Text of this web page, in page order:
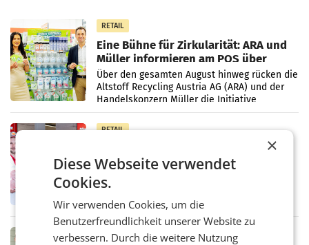
RETAIL
Eine Bühne für Zirkularität: ARA und
Müller informieren am POS über
Kreislauffähigkeit
Über den gesamten August hinweg rücken die
Altstoff Recycling Austria AG (ARA) und der
Handelskonzern Müller die Initiative
„Kreislauf-Helden“ in allen österreichischen
Müller-Filialen
RETAIL
Penny modernisiert zwei Filialen in
Ober- und Niederösterreich
WIENER NEUDORF. – Im Rahmen einer
laufenden Modernisierungsoffensive
erneuert Penny zwei Filialen in Nieder- und
Oberösterreich. Die beiden Standorte liegen
in Haag sowie im rund
RETAIL
×
Diese Webseite verwendet
Cookies.
Wir verwenden Cookies, um die
Benutzerfreundlichkeit unserer Website zu
verbessern. Durch die weitere Nutzung